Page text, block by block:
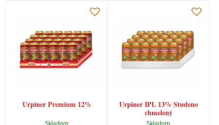
Urpiner Premium 12%
Urpiner IPL 13% Studeno
chmelený